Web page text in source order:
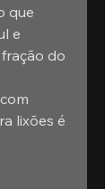
que
e
do
lixões é